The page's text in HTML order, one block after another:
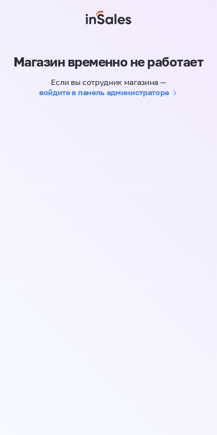
Магазин временно не работает
Если вы сотрудник магазина —
войдите в панель администратора